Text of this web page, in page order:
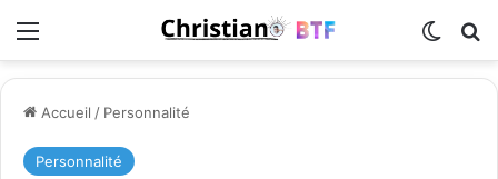
Accueil / Personnalité
Personnalité